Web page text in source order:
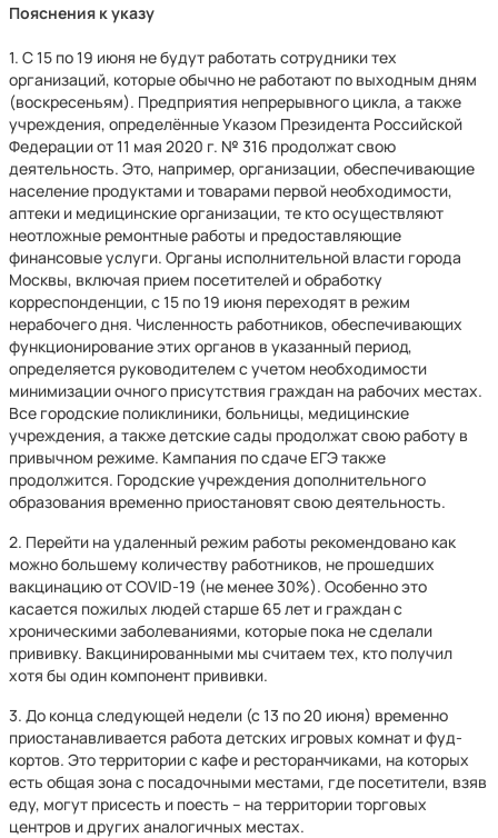
Пояснения к указу
1. С 15 по 19 июня не будут работать сотрудники тех
организаций, которые обычно не работают по выходным дням
(воскресеньям). Предприятия непрерывного цикла, а также
учреждения, определённые Указом Президента Российской
Федерации от 11 мая 2020 г. № 316 продолжат свою
деятельность. Это, например, организации, обеспечивающие
население продуктами и товарами первой необходимости,
аптеки и медицинские организации, те кто осуществляют
неотложные ремонтные работы и предоставляющие
финансовые услуги. Органы исполнительной власти города
Москвы, включая прием посетителей и обработку
корреспонденции, с 15 по 19 июня переходят в режим
нерабочего дня. Численность работников, обеспечивающих
функционирование этих органов в указанный период,
определяется руководителем с учетом необходимости
минимизации очного присутствия граждан на рабочих местах.
Все городские поликлиники, больницы, медицинские
учреждения, а также детские сады продолжат свою работу в
привычном режиме. Кампания по сдаче ЕГЭ также
продолжится. Городские учреждения дополнительного
образования временно приостановят свою деятельность.
2. Перейти на удаленный режим работы рекомендовано как
можно большему количеству работников, не прошедших
вакцинацию от COVID-19 (не менее 30%). Особенно это
касается пожилых людей старше 65 лет и граждан с
хроническими заболеваниями, которые пока не сделали
прививку. Вакцинированными мы считаем тех, кто получил
хотя бы один компонент прививки.
3. До конца следующей недели (с 13 по 20 июня) временно
приостанавливается работа детских игровых комнат и фуд-
кортов. Это территории с кафе и ресторанчиками, на которых
есть общая зона с посадочными местами, где посетители, взяв
еду, могут присесть и поесть – на территории торговых
центров и других аналогичных местах.